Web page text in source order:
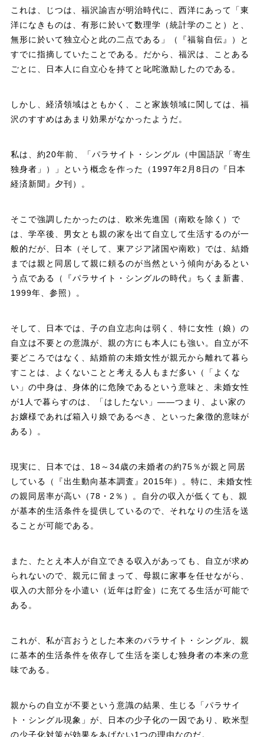
これは、じつは、福沢諭吉が明治時代に、西洋にあって「東
洋になきものは、有形に於いて数理学（統計学のこと）と、
無形に於いて独立心と此の二点である」（『福翁自伝』）と
すでに指摘していたことである。だから、福沢は、ことある
ごとに、日本人に自立心を持てと叱咤激励したのである。
しかし、経済領域はともかく、こと家族領域に関しては、福
沢のすすめはあまり効果がなかったようだ。
私は、約20年前、「パラサイト・シングル（中国語訳「寄生
独身者」）」という概念を作った（1997年2月8日の『日本
経済新聞』夕刊）。
そこで強調したかったのは、欧米先進国（南欧を除く）で
は、学卒後、男女とも親の家を出て自立して生活するのが一
般的だが、日本（そして、東アジア諸国や南欧）では、結婚
までは親と同居して親に頼るのが当然という傾向があるとい
う点である（『パラサイト・シングルの時代』 ちくま新書、
1999年、 参照）。
そして、日本では、子の自立志向は弱く、特に女性（娘）の
自立は不要との意識が、親の方にも本人にも強い。自立が不
要どころではなく、結婚前の未婚女性が親元から離れて暮ら
すことは、よくないことと考える人もまだ多い（「よくな
い」の中身は、身体的に危険であるという意味と、未婚女性
が1人で暮らすのは、「はしたない」――つまり、よい家の
お嬢様であれば箱入り娘であるべき、といった象徴的意味が
ある）。
現実に、日本では、18～34歳の未婚者の約75％が親と同居
している（『出生動向基本調査』2015年）。特に、未婚女性
の親同居率が高い（78・2％）。自分の収入が低くても、親
が基本的生活条件を提供しているので、それなりの生活を送
ることが可能である。
また、たとえ本人が自立できる収入があっても、自立が求め
られないので、親元に留まって、母親に家事を任せながら、
収入の大部分を小遣い（近年は貯金）に充てる生活が可能で
ある。
これが、私が言おうとした本来のパラサイト・シングル、親
に基本的生活条件を依存して生活を楽しむ独身者の本来の意
味である。
親からの自立が不要という意識の結果、生じる「パラサイ
ト・シングル現象」が、日本の少子化の一因であり、欧米型
の少子化対策が効果をあげない1つの理由なのだ。